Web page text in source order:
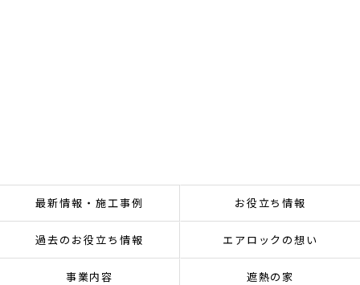
最新情報・施工事例 お役立ち情報
過去のお役立ち情報 エアロックの想い
事業内容 遮熱の家